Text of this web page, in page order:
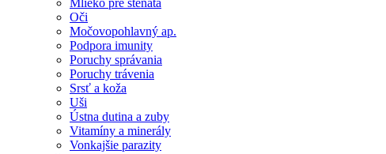
Oči
Močovopohlavný ap.
Podpora imunity
Poruchy správania
Poruchy trávenia
Srsť a koža
Uši
Ústna dutina a zuby
Vitamíny a minerály
Vonkajšie parazity